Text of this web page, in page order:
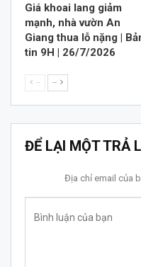
Giá khoai lang giảm
mạnh, nhà vườn An
Giang thua lỗ nặng |
tin 9H | 26/7/2026
-- --
ĐỂ LẠI MỘT TRẢ
Địa chỉ email của